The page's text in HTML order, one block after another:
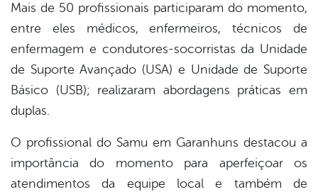
Mais de 50 profissionais participaram do momento,
entre eles médicos, enfermeiros, técnicos de
enfermagem e condutores-socorristas da Unidade
de Suporte Avançado (USA) e Unidade de Suporte
Básico (USB); realizaram abordagens práticas em
duplas.
O profissional do Samu em Garanhuns destacou a
importância do momento para aperfeiçoar os
atendimentos da equipe local e também de